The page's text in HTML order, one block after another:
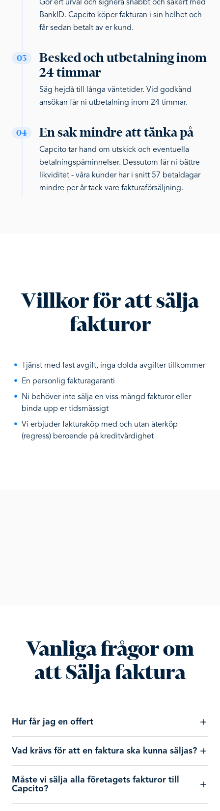
Gör ert urval och signera snabbt och säkert med
BankID. Capcito köper fakturan i sin helhet och
får sedan betalt av er kund.
03
Besked och utbetalning inom
24 timmar
Säg hejdå till långa väntetider. Vid godkänd
ansökan får ni utbetalning inom 24 timmar.
04 En sak mindre att tänka på
Capcito tar hand om utskick och eventuella
betalningspåminnelser. Dessutom får ni bättre
likviditet - våra kunder har i snitt 57 betaldagar
mindre per år tack vare fakturaförsäljning.
Villkor för att sälja
fakturor
Tjänst med fast avgift, inga dolda avgifter tillkommer
En personlig fakturagaranti
Ni behöver inte sälja en viss mängd fakturor eller
binda upp er tidsmässigt
Vi erbjuder fakturaköp med och utan återköp
(regress) beroende på kreditvärdighet
Vanliga frågor om
att Sälja faktura
Hur får jag en offert
Vad krävs för att en faktura ska kunna säljas?
Måste vi sälja alla företagets fakturor till
Capcito?